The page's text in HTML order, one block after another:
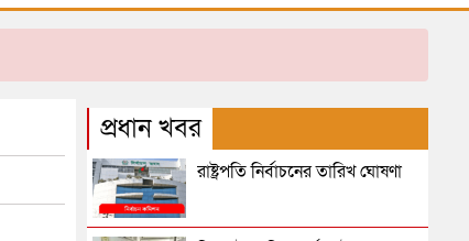
প্রধান খবর
রাষ্ট্রপতি নির্বাচনের তারিখ ঘোষণা